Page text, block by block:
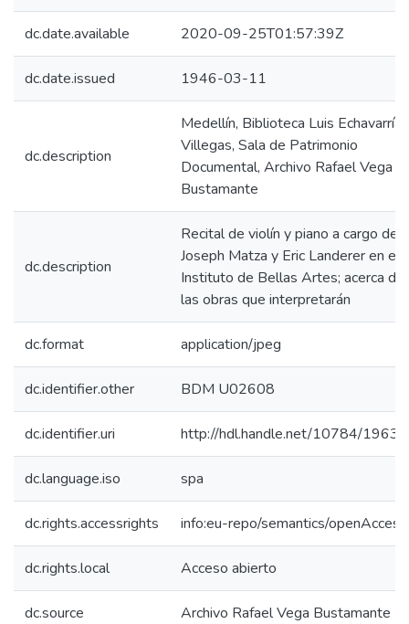
dc.date.available 2020-09-25T01:57:39Z
dc.date.issued 1946-03-11
dc.description
Medellín, Biblioteca Luis Echavarría
Villegas, Sala de Patrimonio
Documental, Archivo Rafael Vega
Bustamante
dc.description
Recital de violín y piano a cargo de
Joseph Matza y Eric Landerer en el
Instituto de Bellas Artes; acerca de
las obras que interpretarán
dc.format application/jpeg
dc.identifier.other BDM U02608
dc.identifier.uri http://hdl.handle.net/10784/19634
dc.language.iso spa
dc.rights.accessrights info:eu-repo/semantics/openAccess
dc.rights.local Acceso abierto
dc.source Archivo Rafael Vega Bustamante